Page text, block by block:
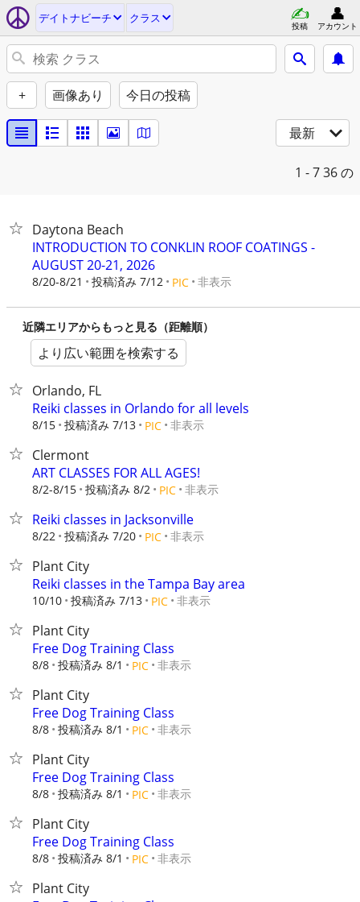
デイトナビーチ クラス
投稿 アカウント
+ 画像あり 今日の投稿
最新
1 - 736 の
Daytona Beach
INTRODUCTION TO CONKLIN ROOF COATINGS -
AUGUST 20-21, 2026
8/20-8/21 投稿済み 7/12 PIC 非表示
近隣エリアからもっと見る（距離順）
より広い範囲を検索する
Orlando, FL
Reiki classes in Orlando for all levels
8/15 投稿済み 7/13 PIC 非表示
Clermont
ART CLASSES FOR ALL AGES!
8/2-8/15 投稿済み 8/2 PIC 非表示
Reiki classes in Jacksonville
8/22 投稿済み 7/20 PIC 非表示
Plant City
Reiki classes in the Tampa Bay area
10/10 投稿済み 7/13 PIC 非表示
Plant City
Free Dog Training Class
8/8 投稿済み 8/1 PIC 非表示
Plant City
Free Dog Training Class
8/8 投稿済み 8/1 PIC 非表示
Plant City
Free Dog Training Class
8/8 投稿済み 8/1 PIC 非表示
Plant City
Free Dog Training Class
8/8 投稿済み 8/1 PIC 非表示
Plant City